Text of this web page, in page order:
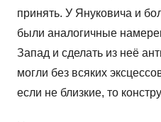
принять. У Януковича и
были аналогичные
Запад и сделать из неё
могли без всяких
если не близкие, то